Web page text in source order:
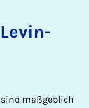
Lev­in­
maßgeblich